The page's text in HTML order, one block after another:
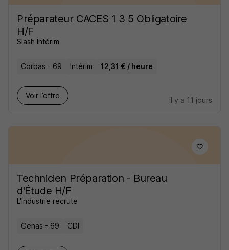
Préparateur CACES 1 3 5 Obligatoire
H/F
Slash Intérim
Corbas - 69 Intérim 12,31 € / heure
Voir l’offre
il y a 11 jours
Technicien Préparation - Bureau
d'Étude H/F
L'Industrie recrute
Genas - 69 CDI